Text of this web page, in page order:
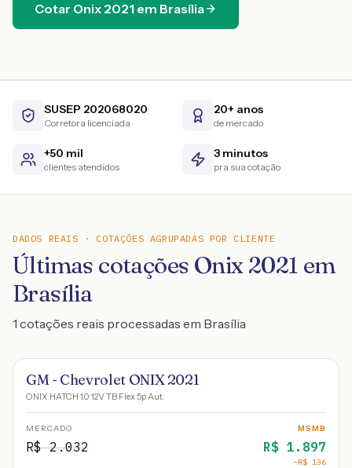
Cotar Onix 2021 em Brasília
SUSEP 202068020
Corretora licenciada
20+ anos
de mercado
+50 mil
clientes atendidos
3 minutos
pra sua cotação
DADOS REAIS · COTAÇÕES AGRUPADAS POR CLIENTE
Últimas cotações Onix 2021 em
Brasília
1 cotações reais processadas em Brasília
GM - Chevrolet ONIX 2021
ONIX HATCH 1.0 12V TB Flex 5p Aut.
MERCADO
R$2.032
MSMB
R$ 1.897
−R$ 136